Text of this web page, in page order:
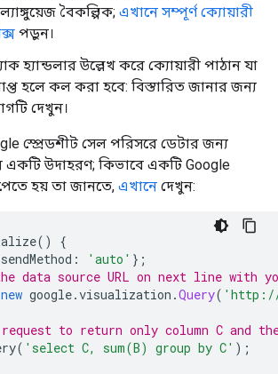
বৈকল্পিক; এখানে সম্পূর্ণ ক্যোয়ারী
পড়ুন।
হ্যান্ডলার উল্লেখ করে ক্যোয়ারী পাঠান যা
হলে কল করা হবে: বিস্তারিত জানার জন্য
দেখুন।
স্প্রেডশীট সেল পরিসরে ডেটার জন্য
উদাহরণ; কিভাবে একটি Google
হয় তা জানতে, এখানে দেখুন:
()
{
sendMethod : 'auto' };
data source URL on next line with
new google.visualization .Query( 'http://
to return only column C and the
( 'select C, sum(B) group by C' );